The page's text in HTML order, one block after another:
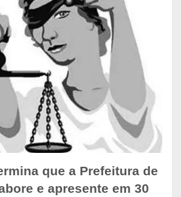
que a Prefeitura de
e apresente em 30